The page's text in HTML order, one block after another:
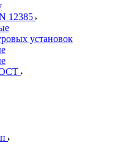
12385
установок